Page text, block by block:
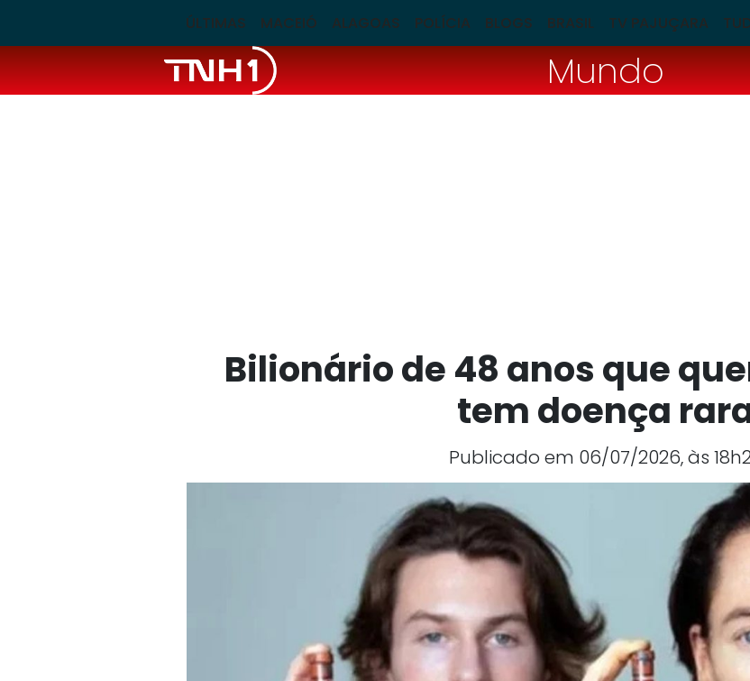
ÚLTIMAS MACEIÓ ALAGOAS POLÍCIA BLOGS BRASIL TV PAJUÇARA
Mundo
Bilionário de 48 anos que
tem doença
Publicado em 06/07/2026, às